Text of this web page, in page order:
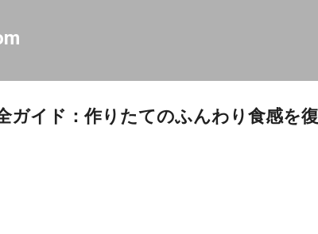
ガイド：作りたてのふんわり食感を